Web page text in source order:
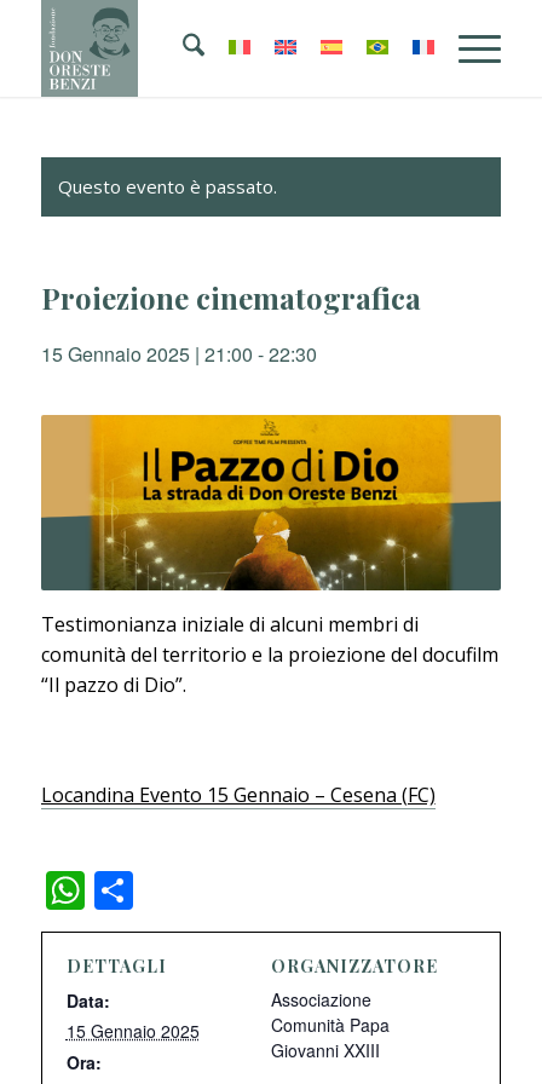
Questo evento è passato.
Proiezione cinematografica
15 Gennaio 2025 | 21:00 -22:30
Testimonianza iniziale di alcuni membri di
comunità del territorio e la proiezione del docufilm
“Il pazzo di Dio”.
Locandina Evento 15 Gennaio – Cesena (FC)
WhatsApp
Condividi
DETTAGLI
Data:
15 Gennaio 2025
Ora:
ORGANIZZATORE
Associazione
Comunità Papa
Giovanni XXIII